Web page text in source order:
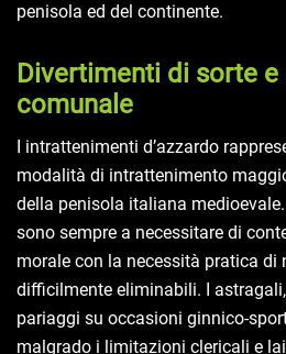
penisola ed del continente.
Divertimenti di sorte
comunale
I intrattenimenti d’azzardo
modalità di intrattenimento
della penisola italiana
sono sempre a necessitare di
morale con la necessità pratica di
difficilmente eliminabili. I
pariaggi su occasioni ginnico-
malgrado i limitazioni clericali e